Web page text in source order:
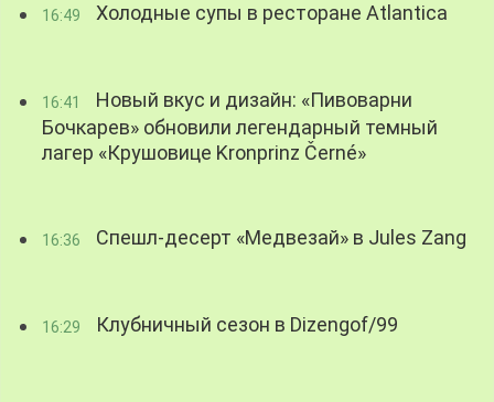
16:49 Холодные супы в ресторане Atlantica
16:41
Новый вкус и дизайн: «Пивоварни
Бочкарев» обновили легендарный темный
лагер «Крушовице Kronprinz Černé»
16:36 Спешл-десерт «Медвезай» в Jules Zang
16:29 Клубничный сезон в Dizengof/99